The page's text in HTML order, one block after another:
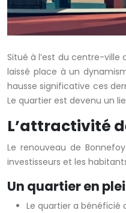
Situé à l’est du centre-
laissé place à un
hausse significative ces
Le quartier est devenu un
L’attractivité
Le renouveau de
investisseurs et les
Un quartier en
Le quartier a bénéficié